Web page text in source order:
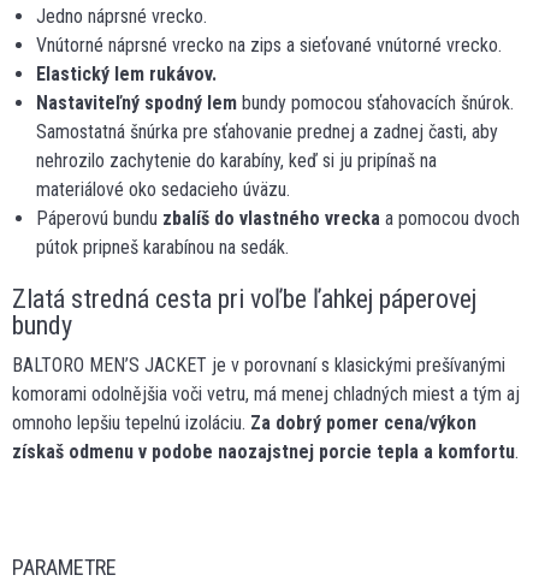
Jedno náprsné vrecko.
Vnútorné náprsné vrecko na zips a sieťované vnútorné vrecko.
Elastický lem rukávov.
Nastaviteľný spodný lem bundy pomocou sťahovacích šnúrok.
Samostatná šnúrka pre sťahovanie prednej a zadnej časti, aby
nehrozilo zachytenie do karabíny, keď si ju pripínaš na
materiálové oko sedacieho úväzu.
Páperovú bundu zbalíš do vlastného vrecka a pomocou dvoch
pútok pripneš karabínou na sedák.
Zlatá stredná cesta pri voľbe ľahkej páperovej
bundy
BALTORO MEN’S JACKET je v porovnaní s klasickými prešívanými
komorami odolnějšia voči vetru, má menej chladných miest a tým aj
omnoho lepšiu tepelnú izoláciu. Za dobrý pomer cena/výkon
získaš odmenu v podobe naozajstnej porcie tepla a komfortu.
PARAMETRE